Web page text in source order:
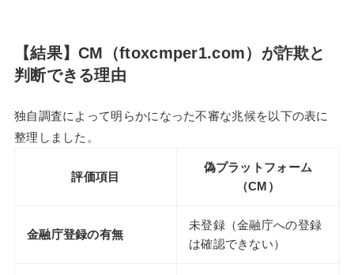
【結果】CM（ftoxcmper1.com）が詐欺と
判断できる理由
独自調査によって明らかになった不審な兆候を以下の表に
整理しました。
評価項目
偽プラットフォーム
（CM）
金融庁登録の有無
未登録（金融庁への登録
は確認できない）